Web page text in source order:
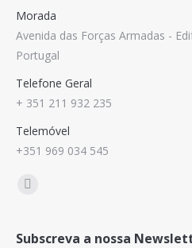
Morada
Avenida das Forças Armadas -
Portugal
Telefone Geral
+ 351 211 932 235
Telemóvel
+351 969 034 545
Find us on:
Subscreva a nossa